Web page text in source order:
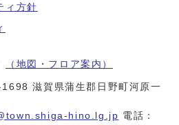
ィ方針
（地図・フロア案内）
滋賀県蒲生郡日野町河原一
hino.lg.jp 電話：